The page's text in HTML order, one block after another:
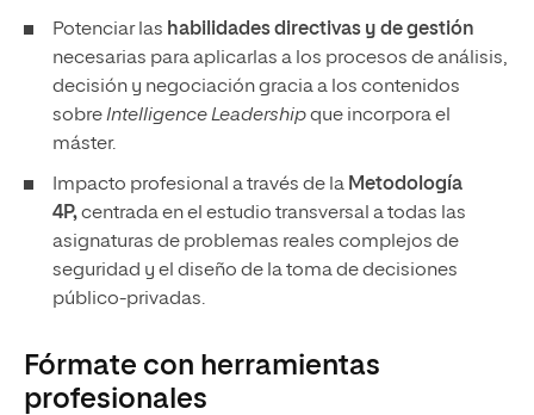
Potenciar las habilidades directivas y de gestión
necesarias para aplicarlas a los procesos de análisis,
decisión y negociación gracia a los contenidos
sobreIntelligence Leadershipque incorpora el
máster.
Impacto profesional a través de la Metodología
4P,centrada en el estudio transversal a todas las
asignaturas de problemas reales complejos de
seguridad y el diseño de la toma de decisiones
público-privadas.
Fórmate con herramientas
profesionales